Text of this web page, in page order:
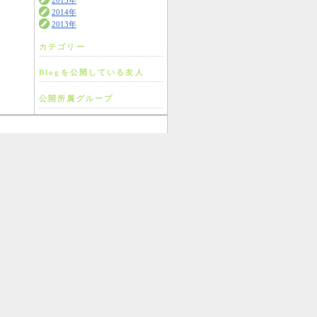
2014年
2013年
カテゴリー
Blogを公開している友人
公開所属グループ